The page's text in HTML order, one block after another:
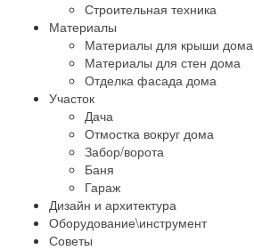
Строительная техника
Материалы
Материалы для крыши дома
Материалы для стен дома
Отделка фасада дома
Участок
Дача
Отмостка вокруг дома
Забор/ворота
Баня
Гараж
Дизайн и архитектура
Оборудование\инструмент
Советы